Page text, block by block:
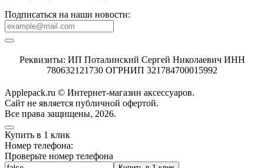
Подписаться на наши новости:
Реквизиты: ИП Поталинский Сергей Николаевич ИНН
780632121730 ОГРНИП 321784700015992
Applepack.ru © Интернет-магазин аксессуаров.
Cайт не является публичной офертой.
Все права защищены, 2026.
Купить в 1 клик
Номер телефона:
Проверьте номер телефона